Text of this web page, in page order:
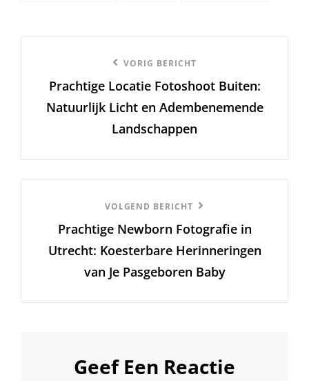
bericht
VORIG BERICHT
Prachtige Locatie Fotoshoot Buiten:
Natuurlijk Licht en Adembenemende
Landschappen
Bericht
VOLGEND BERICHT
Prachtige Newborn Fotografie in
Utrecht: Koesterbare Herinneringen
van Je Pasgeboren Baby
Geef Een Reactie